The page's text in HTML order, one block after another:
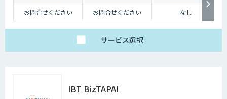
お問合せください
お問合せください なし
サービス選択
IBT BizTAPAI